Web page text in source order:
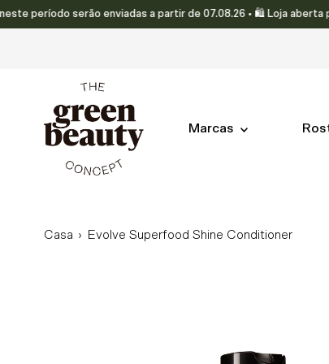
Translation missing: pt-PT.accessibility.skip_to_text
serão enviadas a partir de 07.08.26 • 🛍️ Loja aberta para
Marcas
Casa › Evolve Superfood Shine Conditioner